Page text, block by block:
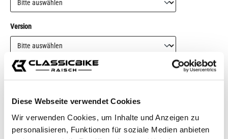
Diese Webseite verwendet Cookies
Wir verwenden Cookies, um Inhalte und Anzeigen zu
personalisieren, Funktionen für soziale Medien anbieten
Versionauswählen
Auswahl zurücksetzen
CB12750M